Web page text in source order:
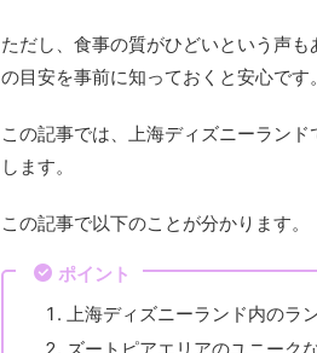
ただし、食事の質がひどいという声
の目安を事前に知っておくと安心です。
この記事では、上海ディズニーラン
します。
この記事で以下のことが分かります。
ポイント
上海ディズニーランド内のラ